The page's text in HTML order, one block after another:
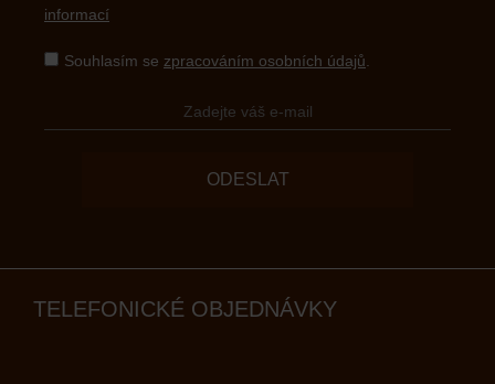
informací
Souhlasím se zpracováním osobních údajů
ODESLAT
TELEFONICKÉ OBJEDNÁVKY